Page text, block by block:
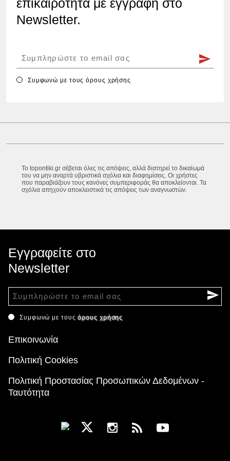
Newsletter.
Συμφωνώ με τουςόρους χρήσης
Το topontiki.gr σέβεται όλες τις απόψεις, αλλά διατηρεί το δικαίωμά
του να μην αναρτά υβριστικά σχόλια και διαφημίσεις. Οι χρήστες
που παραβιάζουν τους κανόνες συμπεριφοράς θα αποκλείονται. Τα
σχόλια απηχούν αποκλειστικά τις απόψεις των αναγνωστών.
Εγγραφείτε στο
Newsletter
Συμφωνώ με τουςόρους χρήσης
Επικοινωνία
Πολιτική Cookies
Πολιτική Προστασίας Προσωπικών Δεδομένων -
Ταυτότητα